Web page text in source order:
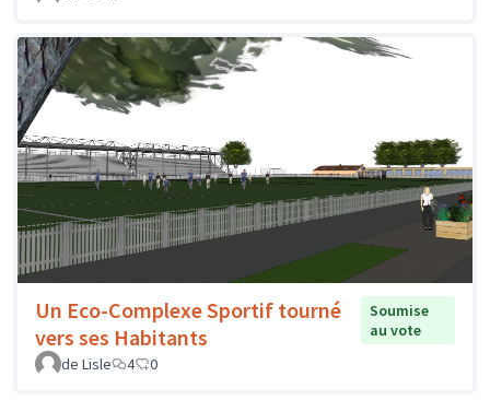
Un Eco-Complexe Sportif tourné
vers ses Habitants
Soumise
au vote
de Lisle
4 0